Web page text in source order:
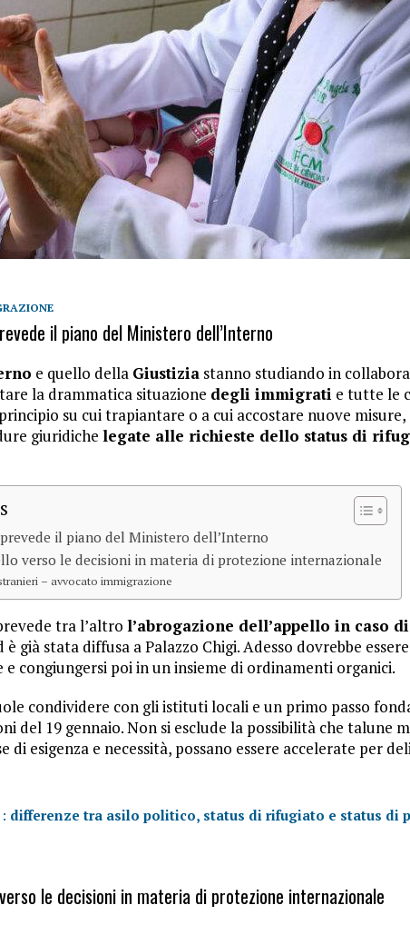
FAMILIARE, FLUSSI E ASILO: IL DECRETO LEGGE 11 OTTOBRE 2024 N. 145
il piano del Ministero dell’Interno
e quello della Giustizia stanno studiando in
la drammatica situazione degli immigrati e tutte le
su cui trapiantare o a cui accostare nuove misure,
giuridiche legate alle richieste dello status di
il piano del Ministero dell’Interno
verso le decisioni in materia di protezione internazionale
– avvocato immigrazione
tra l’altro l’abrogazione dell’appello in caso
è già stata diffusa a Palazzo Chigi. Adesso dovrebbe
congiungersi poi in un insieme di ordinamenti organici.
condividere con gli istituti locali e un primo passo
del 19 gennaio. Non si esclude la possibilità che talune
di esigenza e necessità, possano essere accelerate per
differenze tra asilo politico, status di rifugiato e status di
le decisioni in materia di protezione internazionale